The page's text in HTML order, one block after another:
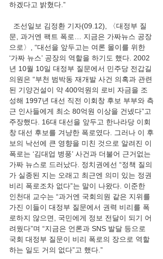
하겠다고 밝혔다.”
문, 과거엔 팩트 폭로… 지금은 가짜뉴스 공장
으로〉, “대선을 앞두고는 여론 몰이를 위한
‘가짜 뉴스’ 공장의 역할을 하기도 했다. 2002
년 10월 10일 대정부 질문에서 민주당 전갑길
의원은 “부천 범박동 재개발 사건 의혹과 관련
된 기양건설이 약 400억원의 로비 자금을 조
성해 1997년 대선 직전 이회창 후보 부부와 측
근 인사들에게 최소 80억원 이상을 건넸다”고
주장했다. 16대 대선을 앞두고 한나라당 이회
창 대선 후보를 겨냥한 폭로였다. 그러나 이 후
보의 낙선에 큰 영향을 미친 것으로 알려진 이
폭로는 ‘김대업 병풍’ 사건과 더불어 근거없는
가짜 뉴스로 드러났다. 정치권에선 “정책 질의
가 실종된 지는 오래고 최근엔 의미 있는 정권
비리 폭로조차 없다”는 말이 나왔다. 이준한
인천대 교수는 “과거엔 국회의원 같은 지위를
가진 이들이 대정부 질문에서 권력 비리를 폭
로하지 않으면, 국민에게 정보 전달이 되기 어
려웠다”며 “지금은 언론과 SNS 발달 등으로
국회 대정부 질문이 비리 폭로의 장으로 역할
하는 일도 거의 없다”고 했다.”